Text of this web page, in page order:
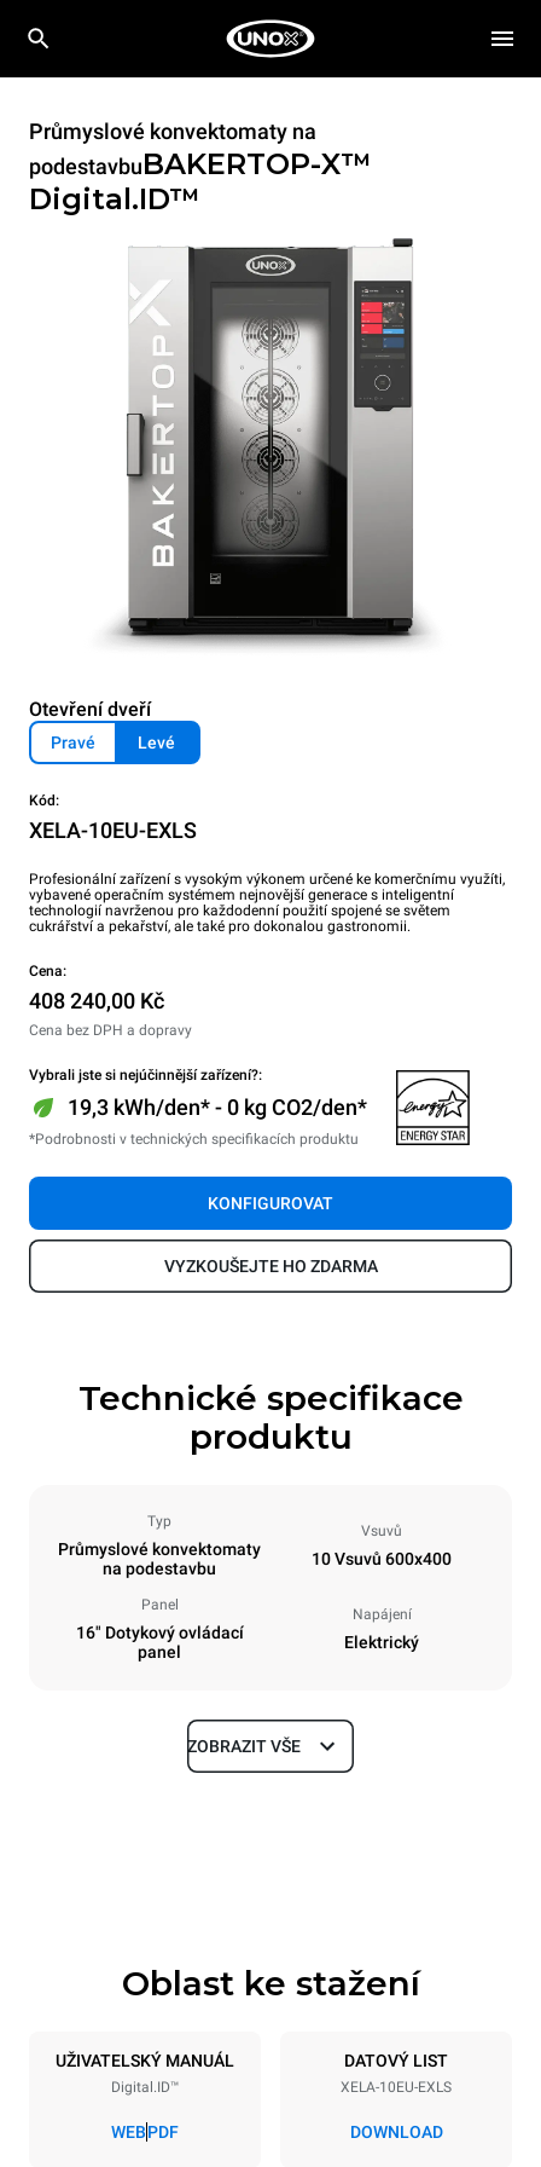
Průmyslové konvektomaty na
podestavbuBAKERTOP-X™
Digital.ID™
Otevření dveří
Pravé Levé
Kód:
XELA-10EU-EXLS
Profesionální zařízení s vysokým výkonem určené ke komerčnímu využíti,
vybavené operačním systémem nejnovější generace s inteligentní
technologií navrženou pro každodenní použití spojené se světem
cukrářství a pekařství, ale také pro dokonalou gastronomii.
Cena:
408 240,00 Kč
Cena bez DPH a dopravy
Vybrali jste si nejúčinnější zařízení?:
19,3 kWh/den* - 0 kg CO2/den*
*Podrobnosti v technických specifikacích produktu
KONFIGUROVAT
VYZKOUŠEJTE HO ZDARMA
Technické specifikace
produktu
Typ
Průmyslové konvektomaty
na podestavbu
Vsuvů
10 Vsuvů 600x400
Panel
16" Dotykový ovládací
panel
Napájení
Elektrický
Rozměry
Specifikace plechů
10 600x400
Vzdálenost mezi zásobníky
ZOBRAZIT VŠE
Oblast ke stažení
UŽIVATELSKÝ MANUÁL
Digital.ID™
WEBPDF
DATOVÝ LIST
XELA-10EU-EXLS
DOWNLOAD